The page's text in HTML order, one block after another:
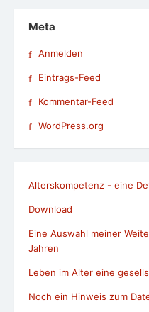
Meta
Anmelden
Eintrags-Feed
Kommentar-Feed
WordPress.org
Alterskompetenz - eine
Download
Eine Auswahl meiner
Jahren
Leben im Alter eine
Noch ein Hinweis zum